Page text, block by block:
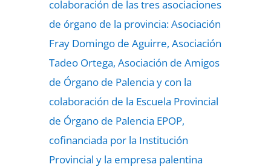
colaboración de las tres asociaciones
de órgano de la provincia: Asociación
Fray Domingo de Aguirre, Asociación
Tadeo Ortega, Asociación de Amigos
de Órgano de Palencia y con la
colaboración de la Escuela Provincial
de Órgano de Palencia EPOP,
cofinanciada por la Institución
Provincial y la empresa palentina